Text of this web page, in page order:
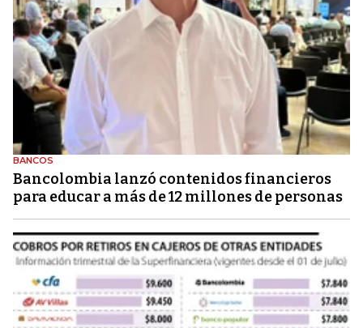
BANCOS
Bancolombia lanzó contenidos financieros
para educar a más de 12 millones de personas